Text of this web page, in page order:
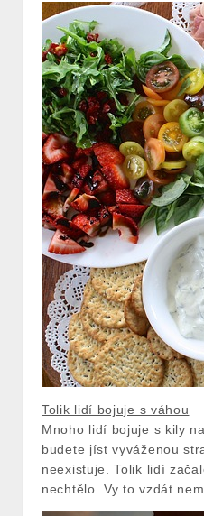
Tolik lidí bojuje s váhou
Mnoho lidí bojuje s kily
budete jíst vyváženou
neexistuje. Tolik lidí
nechtělo. Vy to vzdát